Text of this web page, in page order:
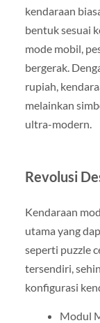
kendaraan
bentuk sesuai
mode mobil,
bergerak.
rupiah,
melainkan
ultra-modern.
Revolusi
Kendaraan
utama yang
seperti puzzle
tersendiri,
konfigurasi
Modul